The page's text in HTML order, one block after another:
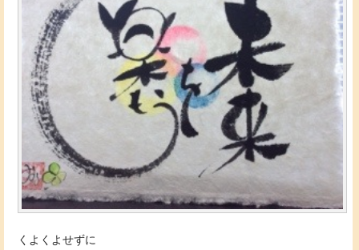
くよくよせずに